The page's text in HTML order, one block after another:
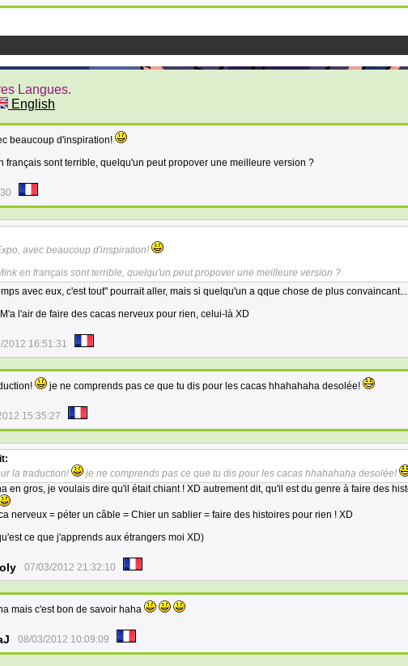
Langues.
English
beaucoup d'inspiration!
français sont terrible, quelqu'un peut propover une meilleure version ?
avec beaucoup d'inspiration!
en français sont terrible, quelqu'un peut propover une meilleure version ?
avec eux, c'est tout" pourrait aller, mais si quelqu'un a qque chose de plus
M'a l'air de faire des cacas nerveux pour rien, celui-là XD
2012 16:51:31
je ne comprends pas ce que tu dis pour les cacas hhahahaha desolée!
15:35:27
la traduction!
je ne comprends pas ce que tu dis pour les cacas hhahahaha desolée!
en gros, je voulais dire qu'il était chiant ! XD autrement dit, qu'il est du genre à faire des
nerveux = péter un câble = Chier un sablier = faire des histoires pour rien ! XD
ce que j'apprends aux étrangers moi XD)
07/03/2012 21:32:10
mais c'est bon de savoir haha
08/03/2012 10:09:09